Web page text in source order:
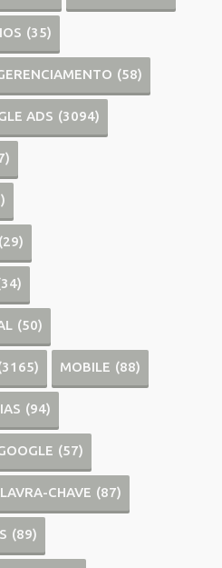
(35)
(58)
ADS (3094)
(29)
(50)
MOBILE (88)
(94)
(57)
CHAVE (87)
(89)